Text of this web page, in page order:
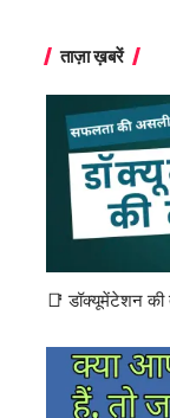
ताज़ा ख़बरें
📑 डॉक्यूमेंटेशन